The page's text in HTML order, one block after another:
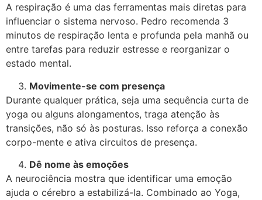
A respiração é uma das ferramentas mais diretas para
influenciar o sistema nervoso. Pedro recomenda 3
minutos de respiração lenta e profunda pela manhã ou
entre tarefas para reduzir estresse e reorganizar o
estado mental.
Movimente-se com presença
Durante qualquer prática, seja uma sequência curta de
yoga ou alguns alongamentos, traga atenção às
transições, não só às posturas. Isso reforça a conexão
corpo-mente e ativa circuitos de presença.
Dê nome às emoções
A neurociência mostra que identificar uma emoção
ajuda o cérebro a estabilizá-la. Combinado ao Yoga,